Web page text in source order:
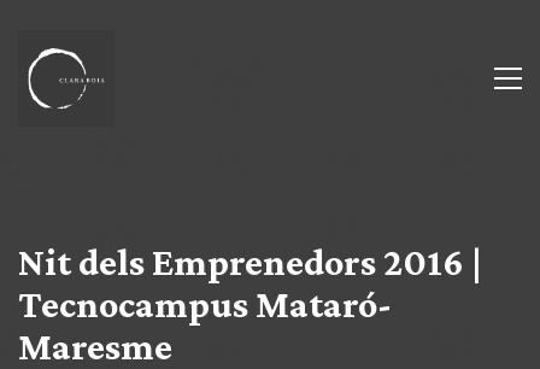
Nit dels Emprenedors 2016 |
Tecnocampus Mataró-
Maresme